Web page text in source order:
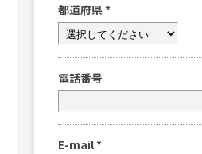
都道府県 *
電話番号
E-mail *